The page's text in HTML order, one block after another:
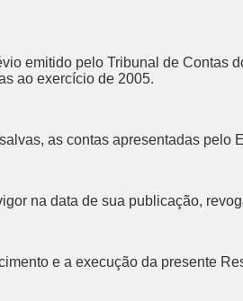
emitido pelo Tribunal de Contas
ao exercício de 2005.
as contas apresentadas
na data de sua publicação,
e a execução da presente